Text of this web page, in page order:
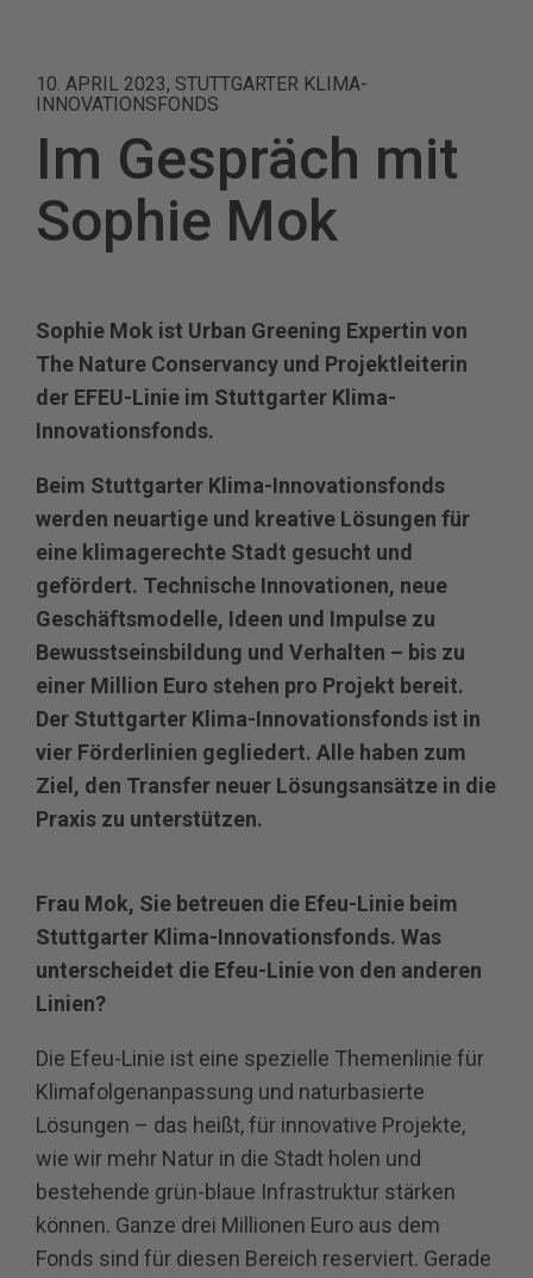
10. APRIL 2023, STUTTGARTER KLIMA-
INNOVATIONSFONDS
Im Gespräch mit
Sophie Mok
Sophie Mok ist Urban Greening Expertin von
The Nature Conservancy und Projektleiterin
der EFEU-Linie im Stuttgarter Klima-
Innovationsfonds.
Beim Stuttgarter Klima‐Innovationsfonds
werden neuartige und kreative Lösungen für
eine klimagerechte Stadt gesucht und
gefördert. Technische Innovationen, neue
Geschäftsmodelle, Ideen und Impulse zu
Bewusstseinsbildung und Verhalten – bis zu
einer Million Euro stehen pro Projekt bereit.
Der Stuttgarter Klima‐Innovationsfonds ist in
vier Förderlinien gegliedert. Alle haben zum
Ziel, den Transfer neuer Lösungsansätze in die
Praxis zu unterstützen.
Frau Mok, Sie betreuen die Efeu-Linie beim
Stuttgarter Klima-Innovationsfonds. Was
unterscheidet die Efeu-Linie von den anderen
Linien?
Die Efeu-Linie ist eine spezielle Themenlinie für
Klimafolgenanpassung und naturbasierte
Lösungen – das heißt, für innovative Projekte,
wie wir mehr Natur in die Stadt holen und
bestehende grün-blaue Infrastruktur stärken
können. Ganze drei Millionen Euro aus dem
Fonds sind für diesen Bereich reserviert. Gerade